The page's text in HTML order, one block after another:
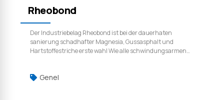
Genel
Rheobond
Der Industriebelag Rheobond ist bei der dauerhaten
sanierung schadhafter Magnesia, Gussasphalt und
Hartstoffestriche erste wahl Wie alle schwindungsarmen
Flächen zuverlässig übers Wochenende sanieren lassen